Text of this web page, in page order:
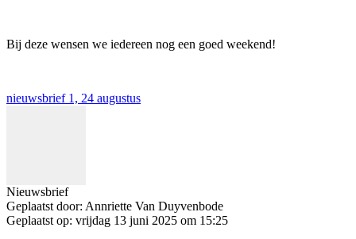
Bij deze wensen we iedereen nog een goed weekend!
nieuwsbrief 1, 24 augustus
Nieuwsbrief
Geplaatst door: Annriette Van Duyvenbode
Geplaatst op: vrijdag 13 juni 2025 om 15:25